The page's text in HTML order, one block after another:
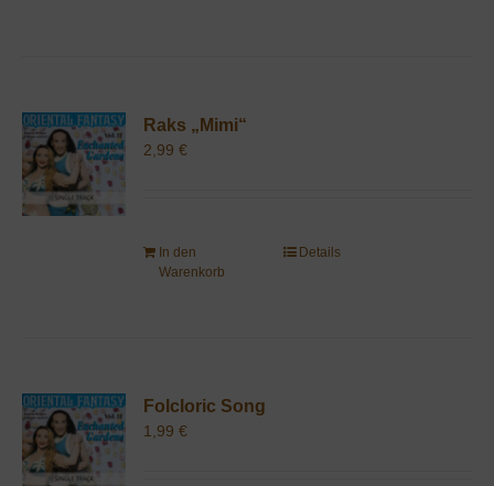
Raks „Mimi“
2,99€
In den
Warenkorb
Details
Folcloric Song
1,99€